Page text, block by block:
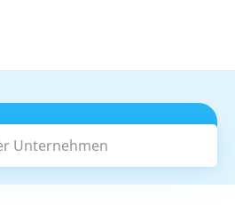
Unternehmen
Suchen